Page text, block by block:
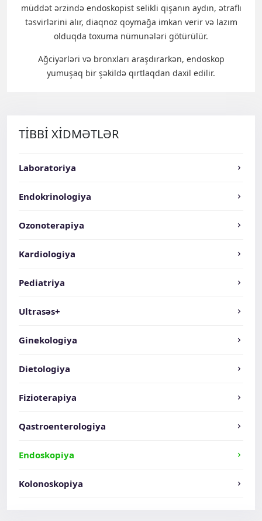
müddət ərzində endoskopist selikli qişanın aydın, ətraflı
təsvirlərini alır, diaqnoz qoymağa imkan verir və lazım
olduqda toxuma nümunələri götürülür.
Ağciyərləri və bronxları araşdırarkən, endoskop
yumuşaq bir şəkildə qırtlaqdan daxil edilir.
TİBBİ XİDMƏTLƏR
Laboratoriya
Endokrinologiya
Ozonoterapiya
Kardiologiya
Pediatriya
Ultrasəs+
Ginekologiya
Dietologiya
Fizioterapiya
Qastroenterologiya
Endoskopiya
Kolonoskopiya